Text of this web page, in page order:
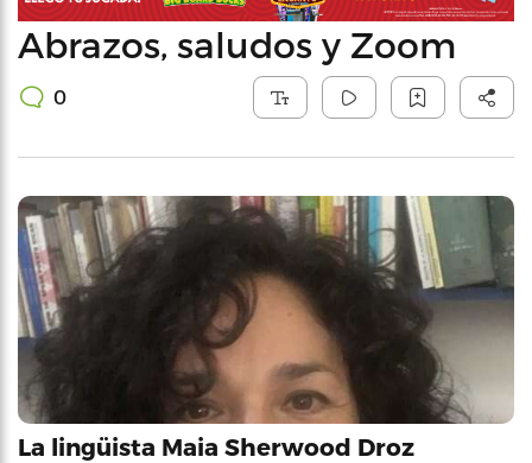
Abrazos, saludos y Zoom
0
La lingüista Maia Sherwood Droz